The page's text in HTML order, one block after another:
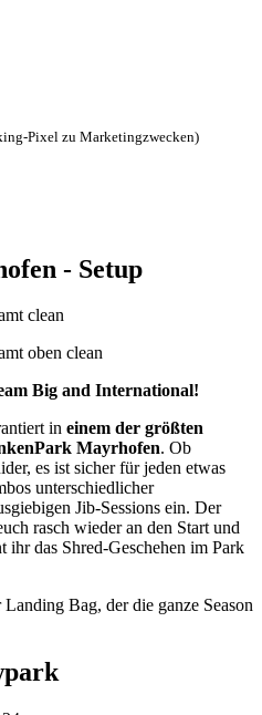
Pixel zu Marketingzwecken)
- Setup
Big and International!
in einem der größten
Mayrhofen. Ob
es ist sicher für jeden etwas
unterschiedlicher
Jib-Sessions ein. Der
rasch wieder an den Start und
das Shred-Geschehen im Park
Bag, der die ganze Season